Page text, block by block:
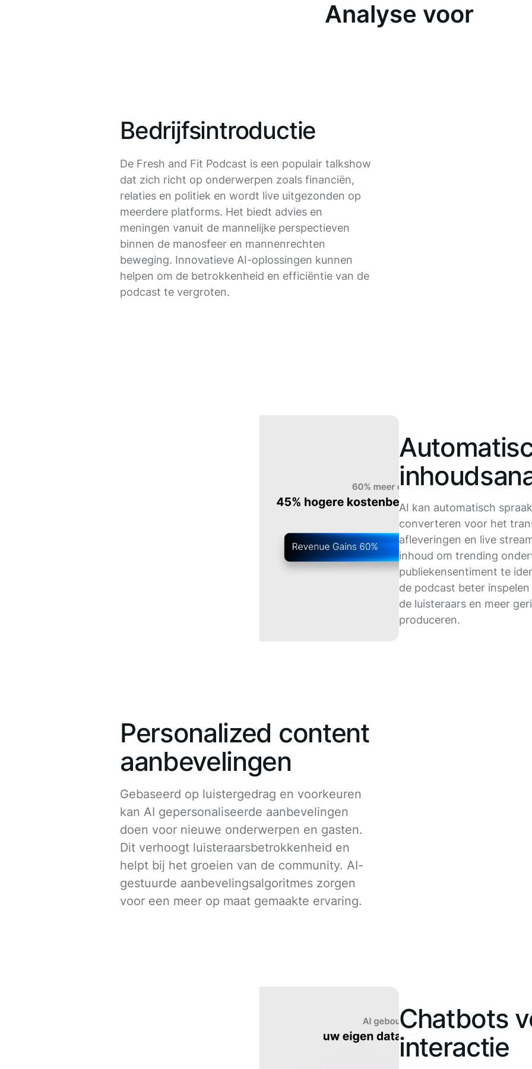
Analyse voor
Bedrijfsintroductie
De Fresh and Fit Podcast is een populair talkshow
dat zich richt op onderwerpen zoals financiën,
relaties en politiek en wordt live uitgezonden op
meerdere platforms. Het biedt advies en
meningen vanuit de mannelijke perspectieven
binnen de manosfeer en mannenrechten
beweging. Innovatieve AI-oplossingen kunnen
helpen om de betrokkenheid en efficiëntie van de
podcast te vergroten.
AI kan automatisch
converteren voor het
afleveringen en live
inhoud om trending
publiekensentiment te
de podcast beter
de luisteraars en meer
produceren.
Personalized content
aanbevelingen
Gebaseerd op luistergedrag en voorkeuren
kan AI gepersonaliseerde aanbevelingen
doen voor nieuwe onderwerpen en gasten.
Dit verhoogt luisteraarsbetrokkenheid en
helpt bij het groeien van de community. AI-
gestuurde aanbevelingsalgoritmes zorgen
voor een meer op maat gemaakte ervaring.
Chatbots
interactie